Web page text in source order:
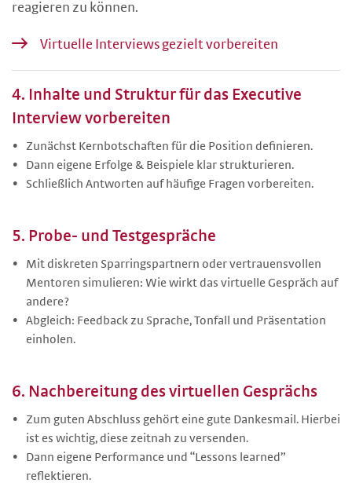
reagieren zu können.
Virtuelle Interviews gezielt vorbereiten
4. Inhalte und Struktur für das Executive
Interview vorbereiten
Zunächst Kernbotschaften für die Position definieren.
Dann eigene Erfolge & Beispiele klar strukturieren.
Schließlich Antworten auf häufige Fragen vorbereiten.
5. Probe- und Testgespräche
Mit diskreten Sparringspartnern oder vertrauensvollen
Mentoren simulieren: Wie wirkt das virtuelle Gespräch auf
andere?
Abgleich: Feedback zu Sprache, Tonfall und Präsentation
einholen.
6. Nachbereitung des virtuellen Gesprächs
Zum guten Abschluss gehört eine gute Dankesmail. Hierbei
ist es wichtig, diese zeitnah zu versenden.
Dann eigene Performance und “Lessons learned”
reflektieren.